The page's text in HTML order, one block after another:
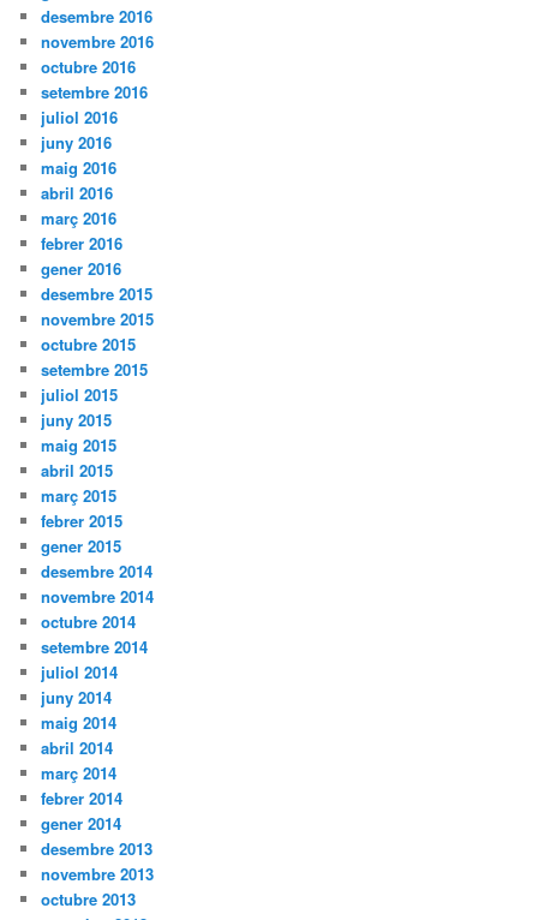
desembre 2016
novembre 2016
octubre 2016
setembre 2016
juliol 2016
juny 2016
maig 2016
abril 2016
març 2016
febrer 2016
gener 2016
desembre 2015
novembre 2015
octubre 2015
setembre 2015
juliol 2015
juny 2015
maig 2015
abril 2015
març 2015
febrer 2015
gener 2015
desembre 2014
novembre 2014
octubre 2014
setembre 2014
juliol 2014
juny 2014
maig 2014
abril 2014
març 2014
febrer 2014
gener 2014
desembre 2013
novembre 2013
octubre 2013